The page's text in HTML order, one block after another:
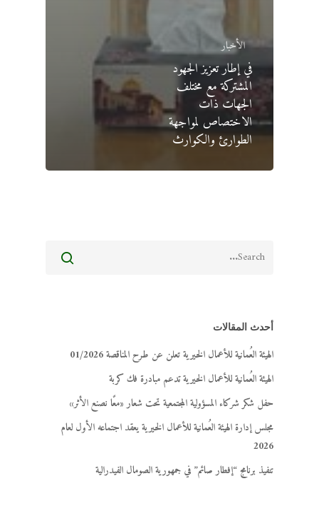
الأخبار
في إطار تعزيز الجهود
المشتركة مع مختلف
الجهات ذات
الاختصاص لمواجهة
الطوارئ والكوارث
أحدث المقالات
الهيئة العُمانية للأعمال الخيرية تعلن عن طرح المناقصة 01/2026
الهيئة العُمانية للأعمال الخيرية تدعم مبادرة فك كربة
حفل شكر شركاء المسؤولية المجتمعية تحت شعار «معًا نصنع الأثر»
مجلس إدارة الهيئة العُمانية للأعمال الخيرية يعقد اجتماعه الأول لعام
2026
تنفيذ برنامج “إفطار صائم” في جمهورية الصومال الفيدرالية